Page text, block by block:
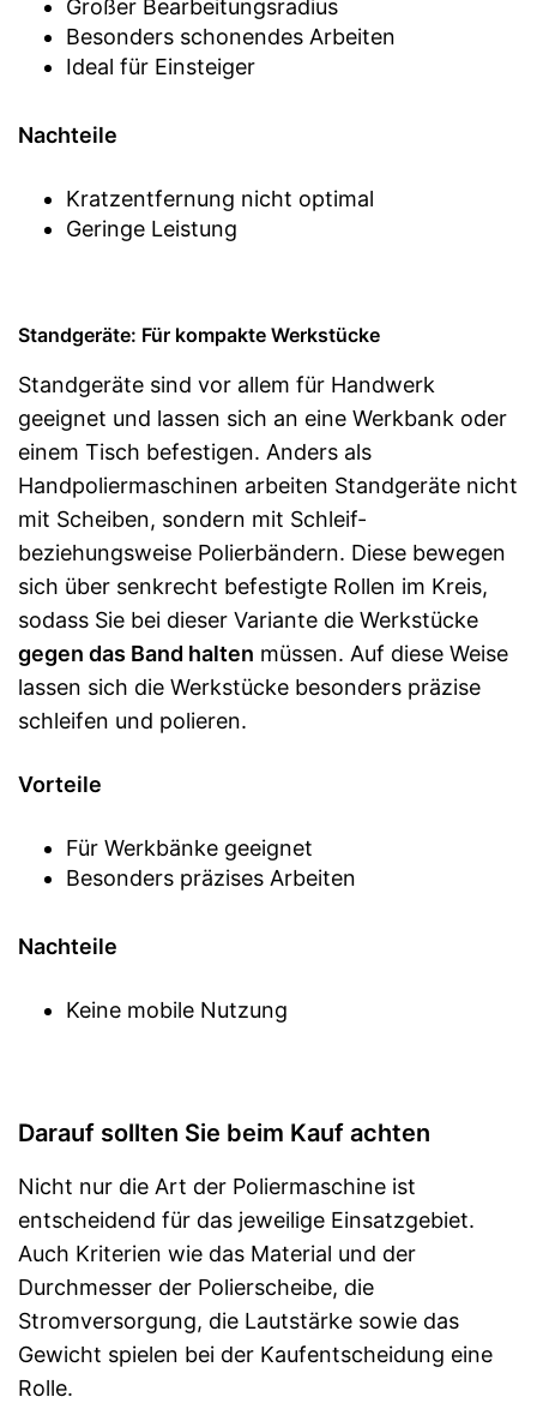
Großer Bearbeitungsradius
Besonders schonendes Arbeiten
Ideal für Einsteiger
Nachteile
Kratzentfernung nicht optimal
Geringe Leistung
Standgeräte: Für kompakte Werkstücke
Standgeräte sind vor allem für Handwerk
geeignet und lassen sich an eine Werkbank oder
einem Tisch befestigen. Anders als
Handpoliermaschinen arbeiten Standgeräte nicht
mit Scheiben, sondern mit Schleif-
beziehungsweise Polierbändern. Diese bewegen
sich über senkrecht befestigte Rollen im Kreis,
sodass Sie bei dieser Variante die Werkstücke
gegen das Band halten müssen. Auf diese Weise
lassen sich die Werkstücke besonders präzise
schleifen und polieren.
Vorteile
Für Werkbänke geeignet
Besonders präzises Arbeiten
Nachteile
Keine mobile Nutzung
Darauf sollten Sie beim Kauf achten
Nicht nur die Art der Poliermaschine ist
entscheidend für das jeweilige Einsatzgebiet.
Auch Kriterien wie das Material und der
Durchmesser der Polierscheibe, die
Stromversorgung, die Lautstärke sowie das
Gewicht spielen bei der Kaufentscheidung eine
Rolle.